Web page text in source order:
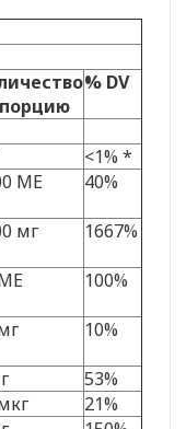
% DV
<1% *
МЕ 40%
мг 1667%
100%
10%
53%
21%